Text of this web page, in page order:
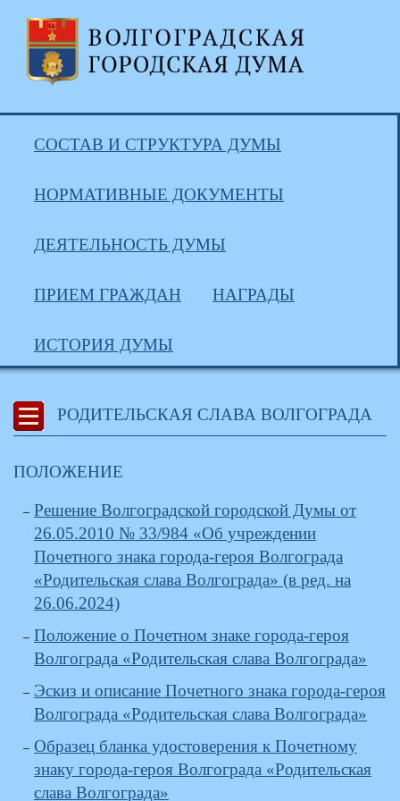
СОСТАВ И СТРУКТУРА ДУМЫ
НОРМАТИВНЫЕ ДОКУМЕНТЫ
ДЕЯТЕЛЬНОСТЬ ДУМЫ
ПРИЕМ ГРАЖДАН НАГРАДЫ
ИСТОРИЯ ДУМЫ
РОДИТЕЛЬСКАЯ СЛАВА ВОЛГОГРАДА
ПОЛОЖЕНИЕ
Решение Волгоградской городской Думы от
26.05.2010 № 33/984 «Об учреждении
Почетного знака города-героя Волгограда
«Родительская слава Волгограда» (в ред. на
26.06.2024)
Положение о Почетном знаке города-героя
Волгограда «Родительская слава Волгограда»
Эскиз и описание Почетного знака города-героя
Волгограда «Родительская слава Волгограда»
Образец бланка удостоверения к Почетному
знаку города-героя Волгограда «Родительская
слава Волгограда»